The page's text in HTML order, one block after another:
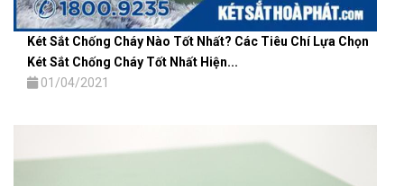
Két Sắt Chống Cháy Nào Tốt Nhất? Các Tiêu Chí Lựa Chọn
Két Sắt Chống Cháy Tốt Nhất Hiện...
01/04/2021